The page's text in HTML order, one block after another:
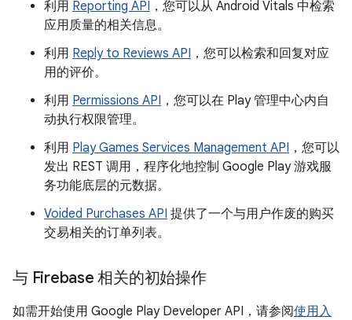
利用 Reporting API ，您可以从 Android Vitals 中检索
应用质量的相关信息。
利用 Reply to Reviews API ，您可以检索和回复对应
用的评价。
利用 Permissions API ，您可以在 Play 管理中心内自
动执行权限管理。
利用 Play Games Services Management API ，您可以
发出 REST 调用，程序化地控制 Google Play 游戏服
务功能底层的元数据。
Voided Purchases API 提供了一个与用户作废的购买
交易相关的订单列表。
与 Firebase 相关的初始操作
如需开始使用 Google Play Developer API，请参阅使用入